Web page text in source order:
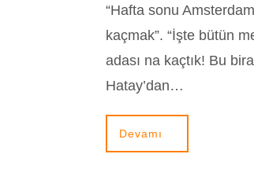
“Hafta sonu
kaçmak”. “İşte bütün
adası na kaçtık! Bu
Hatay’dan…
Devamı